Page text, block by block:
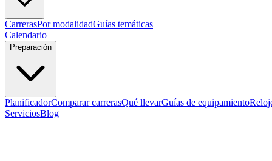
CarrerasPor modalidadGuías temáticas
Calendario
Preparación
PlanificadorComparar carrerasQué llevarGuías de equipamiento
ServiciosBlog